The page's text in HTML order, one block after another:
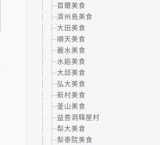
首爾美食
濟州島美食
大田美食
順天美食
麗水美食
水逾美食
大邱美食
弘大美食
新村美食
釜山美食
益善洞韓屋村
梨大美食
梨泰院美食